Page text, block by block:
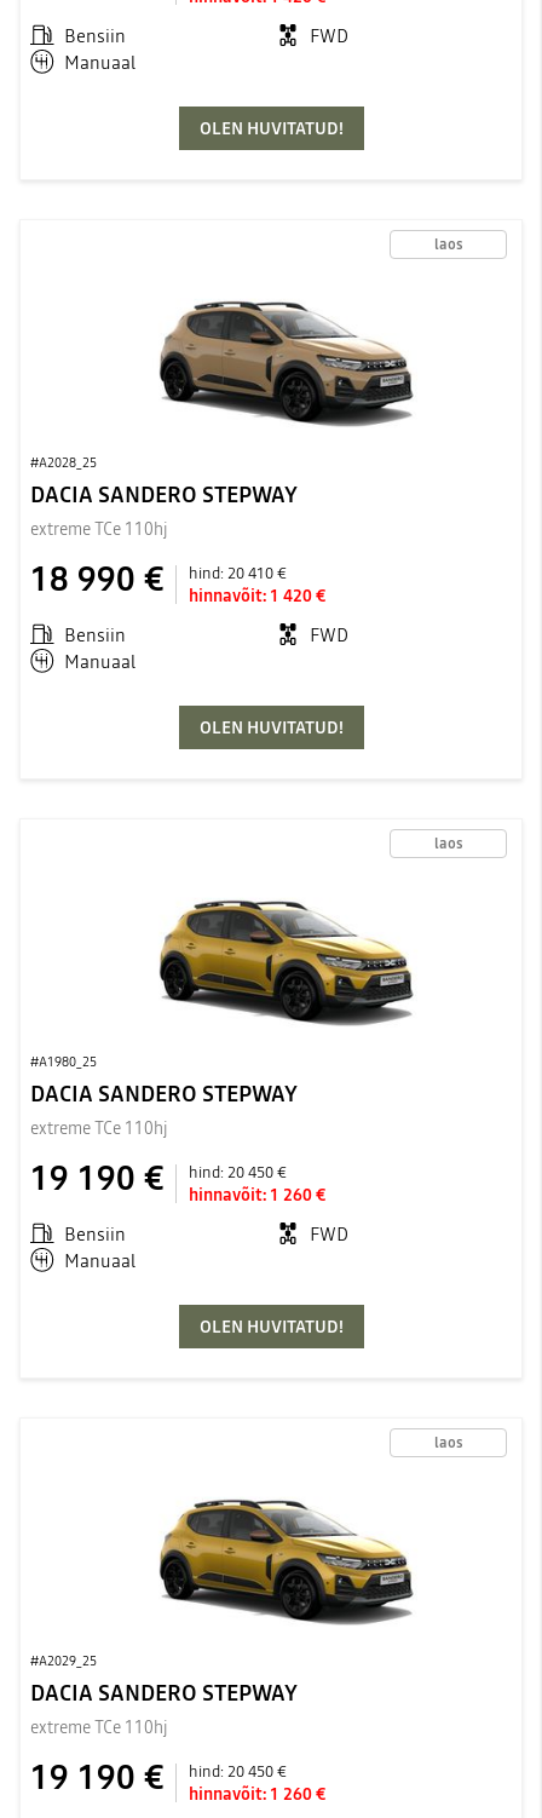
Bensiin
FWD
Manuaal
OLEN HUVITATUD!
laos
#A2028_25
DACIA SANDERO STEPWAY
extreme TCe 110hj
18 990 € hind:20 410 €
hinnavõit: 1 420 €
Bensiin
FWD
Manuaal
OLEN HUVITATUD!
laos
#A1980_25
DACIA SANDERO STEPWAY
extreme TCe 110hj
19 190 € hind:20 450 €
hinnavõit: 1 260 €
Bensiin
FWD
Manuaal
OLEN HUVITATUD!
laos
#A2029_25
DACIA SANDERO STEPWAY
extreme TCe 110hj
19 190 € hind:20 450 €
hinnavõit: 1 260 €